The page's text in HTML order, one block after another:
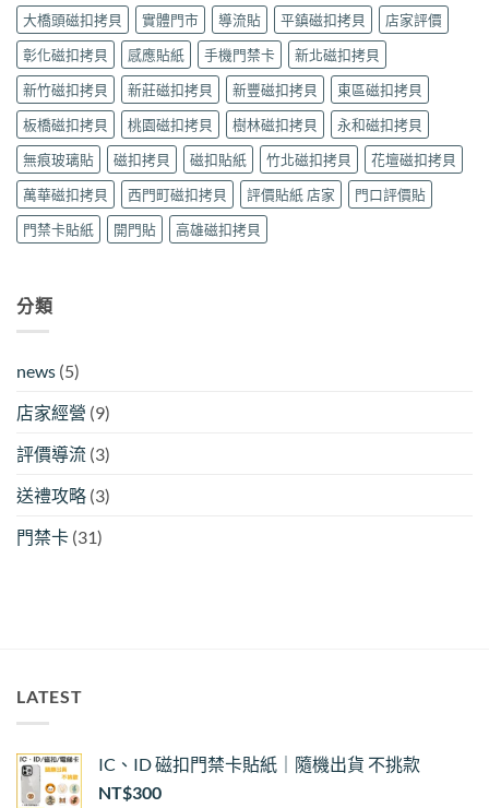
｜
可
印〉
中
娜
據
點
｜
可
印〉
中
據
點
（需
預
約）
｜
可
印〉
中
大橋頭磁扣拷貝
實體門市 導流貼 平鎮磁扣拷貝
店家評價
彰化磁扣拷貝
感應貼紙 手機門禁卡
新北磁扣拷貝
新竹磁扣拷貝
新莊磁扣拷貝 新豐磁扣拷貝
東區磁扣拷貝
板橋磁扣拷貝
桃園磁扣拷貝 樹林磁扣拷貝
永和磁扣拷貝
無痕玻璃貼
磁扣拷貝 磁扣貼紙 竹北磁扣拷貝
花壇磁扣拷貝
萬華磁扣拷貝
西門町磁扣拷貝 評價貼紙 店家
門口評價貼
門禁卡貼紙
開門貼 高雄磁扣拷貝
分類
news (5)
店家經營 (9)
評價導流 (3)
送禮攻略 (3)
門禁卡 (31)
LATEST
IC、ID 磁扣門禁卡貼紙｜隨機出貨 不挑款
NT$300